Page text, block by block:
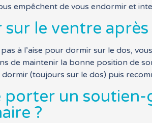
empêchent de vous endormir et
sur le ventre
pas à l’aise pour dormir sur le dos,
de maintenir la bonne position de
(toujours sur le dos) puis
porter un
?